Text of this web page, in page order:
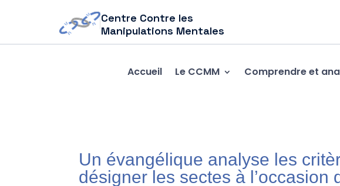
Centre Contre les
Manipulations Mentales
Accueil Le CCMM Comprendre et
Un évangélique analyse les
désigner les sectes à l’occasion